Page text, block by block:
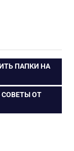
ПАПКИ НА
СОВЕТЫ ОТ